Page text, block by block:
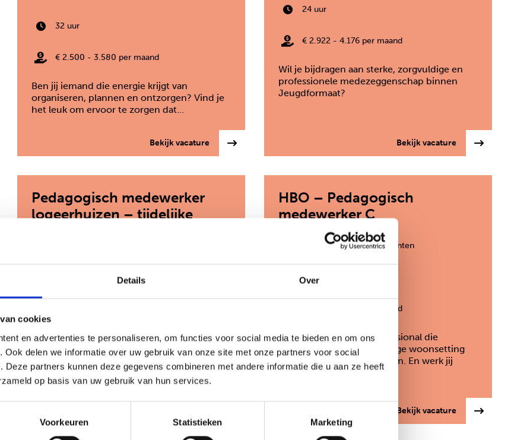
Details Over
cookies
en advertenties te personaliseren, om functies voor social media te bieden en om ons
Ook delen we informatie over uw gebruik van onze site met onze partners voor social
Deze partners kunnen deze gegevens combineren met andere informatie die u aan ze heeft
op basis van uw gebruik van hun services.
Voorkeuren Statistieken Marketing
32 uur
€ 2.500 - 3.580 per maand
Ben jij iemand die energie krijgt van
organiseren, plannen en ontzorgen? Vind je
het leuk om ervoor te zorgen dat…
Bekijk vacature
24 uur
€ 2.922 - 4.176 per maand
Wil je bijdragen aan sterke, zorgvuldige en
professionele medezeggenschap binnen
Jeugdformaat?
Bekijk vacature
Pedagogisch medewerker
logeerhuizen – tijdelijke
Den Haag
Zie jij de jongere achter het gedrag? Kom
werken in onze logeerhuizen en help
jongeren bouwen aan een veilige toekomst.
: Pedagogisch medewerker logeerhuizen – tijdelijke functie
HBO – Pedagogisch
medewerker C
Den Haag en randgemeenten
32-36 uur
€ 2.922 - 4.176 per maand
Ben jij de betrokken professional die
jongeren in een kleinschalige woonsetting
verder helpt met zijn doelen. En werk jij
graag…
Bekijk vacature